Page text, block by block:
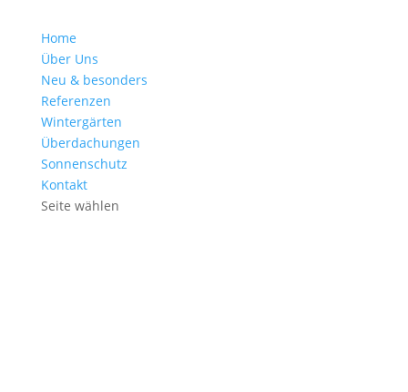
Home
Über Uns
Neu & besonders
Referenzen
Wintergärten
Überdachungen
Sonnenschutz
Kontakt
Seite wählen